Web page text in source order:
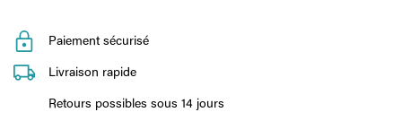
Paiement sécurisé
Livraison rapide
Retours possibles sous 14 jours